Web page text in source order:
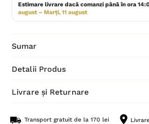
Estimare livrare dacă comanzi până în ora
august – Marți, 11 august
Sumar
Detalii Produs
Livrare și Returnare
Transport gratuit de la 170 lei